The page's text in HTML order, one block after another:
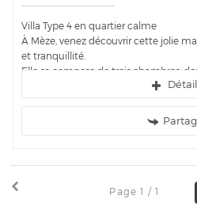
Villa Type 4 en quartier calme
À Mèze, venez découvrir cette jolie
et tranquillité.
Elle se compose de trois chambres,
Page 1 / 1